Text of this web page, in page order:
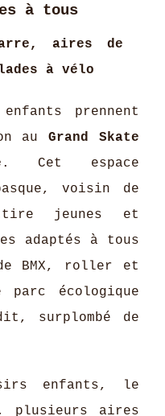
à tous
aires de
à vélo
prennent
au Grand Skate
. Cet espace
voisin de
jeunes et
adaptés à tous
BMX, roller et
parc écologique
surplombé de
enfants, le
plusieurs aires